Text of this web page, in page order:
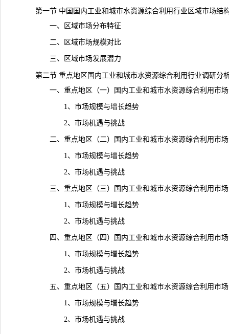
第一节 中国国内工业和城市水资源综合利用行业区域市场结
一、区域市场分布特征
二、区域市场规模对比
三、区域市场发展潜力
第二节 重点地区国内工业和城市水资源综合利用行业调研分
一、重点地区（一）国内工业和城市水资源综合利用市场
1、市场规模与增长趋势
2、市场机遇与挑战
二、重点地区（二）国内工业和城市水资源综合利用市场
1、市场规模与增长趋势
2、市场机遇与挑战
三、重点地区（三）国内工业和城市水资源综合利用市场
1、市场规模与增长趋势
2、市场机遇与挑战
四、重点地区（四）国内工业和城市水资源综合利用市场
1、市场规模与增长趋势
2、市场机遇与挑战
五、重点地区（五）国内工业和城市水资源综合利用市场
1、市场规模与增长趋势
2、市场机遇与挑战